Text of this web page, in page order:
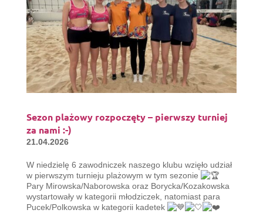
Sezon plażowy rozpoczęty – pierwszy turniej
za nami :-)
21.04.2026
W niedzielę 6 zawodniczek naszego klubu wzięło udział
w pierwszym turnieju plażowym w tym sezonie
Pary Mirowska/Naborowska oraz Borycka/Kozakowska
wystartowały w kategorii młodziczek, natomiast para
Pucek/Polkowska w kategorii kadetek